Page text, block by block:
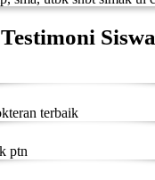
Testimoni Siswa